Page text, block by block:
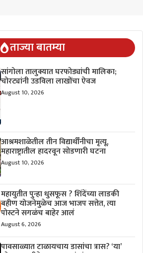
ताज्या बातम्या
सांगोला तालुक्यात घरफोड्यांची मालिका;
चोरट्यांनी उडविला लाखोंचा ऐवज
August 10, 2026
आश्रमशाळेतील तीन विद्यार्थींनीचा मृत्यू,
महाराष्ट्रातील हादरवून सोडणारी घटना
August 10, 2026
महायुतीत पुन्हा धुसफूस ? शिंदेंच्या लाडकी
बहीण योजनेमुळेच आज भाजप सत्तेत, त्या
पोस्टने सगळंच बाहेर आलं
August 6, 2026
पावसाळ्यात टाळायचाय डासांचा त्रास? ‘या’